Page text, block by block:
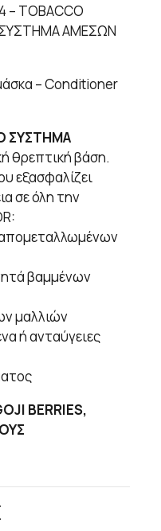
– TOBACCO
ΑΜΕΣΩΝ
– Conditioner
ΣΥΣΤΗΜΑ
θρεπτική βάση.
εξασφαλίζει
σε όλη την
βαμμένων
μαλλιών
ή ανταύγειες
BERRIES,